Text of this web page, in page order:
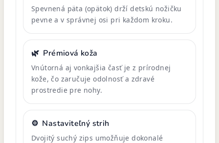
Spevnená päta (opätok) drží detskú nožičku
pevne a v správnej osi pri každom kroku.
🌿 Prémiová koža
Vnútorná aj vonkajšia časť je z prírodnej
kože, čo zaručuje odolnosť a zdravé
prostredie pre nohy.
⚙️ Nastaviteľný strih
Dvojitý suchý zips umožňuje dokonalé